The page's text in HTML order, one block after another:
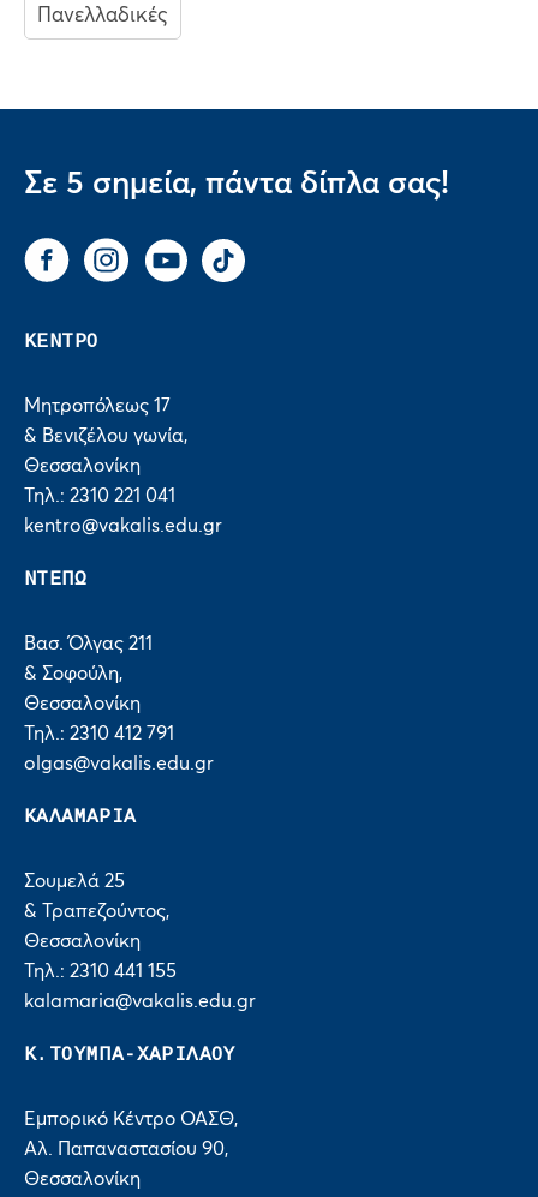
Πανελλαδικές
Σε 5 σημεία, πάντα δίπλα σας!
FacebookInstagram
You Tube Tik Tok
ΚΕΝΤΡΟ
Μητροπόλεως 17
& Βενιζέλου γωνία,
Θεσσαλονίκη
Τηλ.: 2310 221 041
kentro@vakalis.edu.gr
ΝΤΕΠΩ
Βασ. Όλγας 211
& Σοφούλη,
Θεσσαλονίκη
Τηλ.: 2310 412 791
olgas@vakalis.edu.gr
ΚΑΛΑΜΑΡΙΑ
Σουμελά 25
& Τραπεζούντος,
Θεσσαλονίκη
Τηλ.: 2310 441 155
kalamaria@vakalis.edu.gr
Κ.ΤΟΥΜΠΑ-ΧΑΡΙΛΑΟΥ
Εμπορικό Κέντρο ΟΑΣΘ,
Αλ. Παπαναστασίου 90,
Θεσσαλονίκη